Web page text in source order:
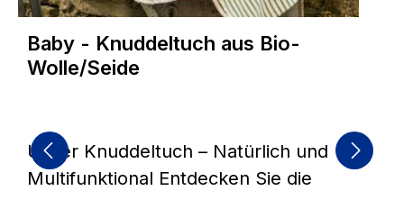
Baby - Knuddeltuch aus Bio-
Wolle/Seide
Unser Knuddeltuch – Natürlich und
Multifunktional Entdecken Sie die